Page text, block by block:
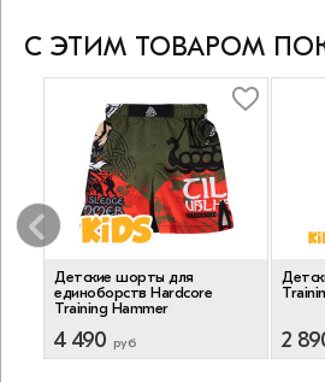
С ЭТИМ ТОВАРОМ
Детские шорты для
единоборств Hardcore
Training Hammer
4 490 руб 2